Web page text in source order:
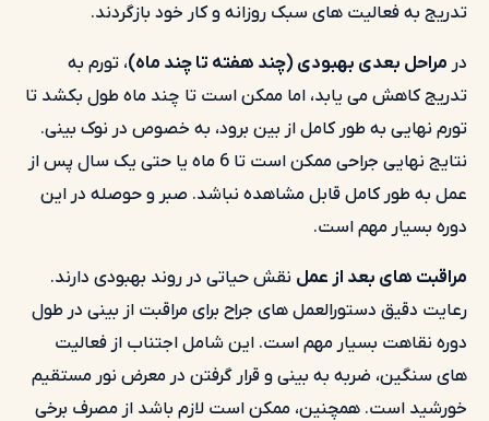
تدریج به فعالیت های سبک روزانه و کار خود بازگردند.
در مراحل بعدی بهبودی (چند هفته تا چند ماه)، تورم به
تدریج کاهش می یابد، اما ممکن است تا چند ماه طول بکشد تا
تورم نهایی به طور کامل از بین برود، به خصوص در نوک بینی.
نتایج نهایی جراحی ممکن است تا 6 ماه یا حتی یک سال پس از
عمل به طور کامل قابل مشاهده نباشد. صبر و حوصله در این
دوره بسیار مهم است.
مراقبت های بعد از عمل نقش حیاتی در روند بهبودی دارند.
رعایت دقیق دستورالعمل های جراح برای مراقبت از بینی در طول
دوره نقاهت بسیار مهم است. این شامل اجتناب از فعالیت
های سنگین، ضربه به بینی و قرار گرفتن در معرض نور مستقیم
خورشید است. همچنین، ممکن است لازم باشد از مصرف برخی